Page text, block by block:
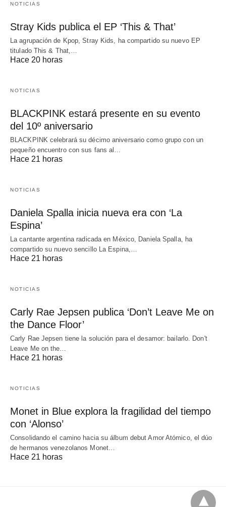
NOTICIAS
Stray Kids publica el EP ‘This & That’
La agrupación de Kpop, Stray Kids, ha compartido su nuevo EP
titulado This & That,…
Hace 20 horas
NOTICIAS
BLACKPINK estará presente en su evento
del 10º aniversario
BLACKPINK celebrará su décimo aniversario como grupo con un
pequeño encuentro con sus fans al…
Hace 21 horas
NOTICIAS
Daniela Spalla inicia nueva era con ‘La
Espina’
La cantante argentina radicada en México, Daniela Spalla, ha
compartido su nuevo sencillo La Espina,…
Hace 21 horas
NOTICIAS
Carly Rae Jepsen publica ‘Don’t Leave Me on
the Dance Floor’
Carly Rae Jepsen tiene la solución para el desamor: bailarlo. Don't
Leave Me on the…
Hace 21 horas
NOTICIAS
Monet in Blue explora la fragilidad del tiempo
con ‘Alonso’
Consolidando el camino hacia su álbum debut Amor Atómico, el dúo
de hermanos venezolanos Monet…
Hace 21 horas